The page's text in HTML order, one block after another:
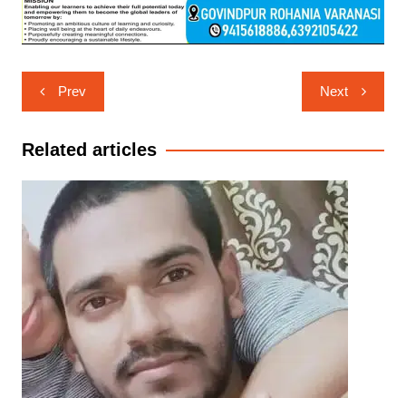
Post
navigation
Prev Next
Related articles